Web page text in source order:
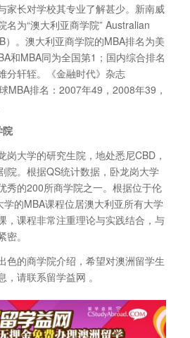
家长对学校其专业了解甚少。新南威
名为“澳大利亚商学院” Australian
）。澳大利亚商学院的MBA排名为美
和MBA同为全国第1；国内综合排名
分轩轾。《金融时代》杂志
MBA排名：2007年49，2008年39，
院
岗大学的研究生院，地处悉尼CBD，
院。根据QS统计数据，卧龙岗大学
秀的200所商学院之一。根据位于伦
的MBA课程位居澳大利亚所有大学
，课程非常注重理论与实践结合，与
。
色的商学院介绍，希望对澳洲留学生
请联系留学益网 。